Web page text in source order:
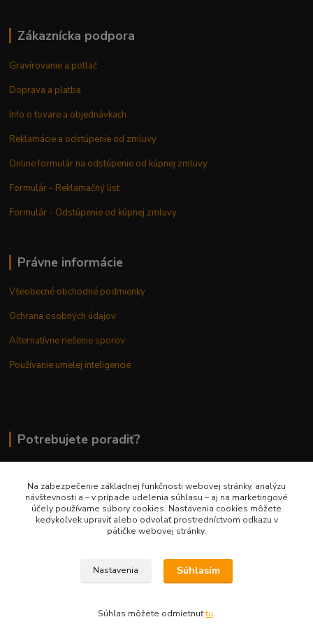
Zákaznícka podpora
Gravírovanie a potlač
Doprava a platba
Info o tovare a objednávkach
Reklamácie a odstúpenie od zmluvy
Online formulár na odstúpenie od kúpnej zmluvy
Formulár - Reklamačný list
Formulár - Odstúpenie od kúpnej zmluvy
Právne informácie
Všeobecné obchodné podmienky
Ochrana osobných údajov
Alternatívne riešenie sporov
Používanie umelej inteligencie
Potrebujete poradiť?
0948 236 042
info@margaretkashop.sk
Na zabezpečenie základnej funkčnosti webovej stránky, analýzu
návštevnosti a – v prípade udelenia súhlasu – aj na marketingové
účely používame súbory cookies. Nastavenia cookies môžete
kedykoľvek upraviť alebo odvolať prostredníctvom odkazu v
pätičke webovej stránky.
Nastavenia Súhlasím
Súhlas môžete odmietnuťtu.